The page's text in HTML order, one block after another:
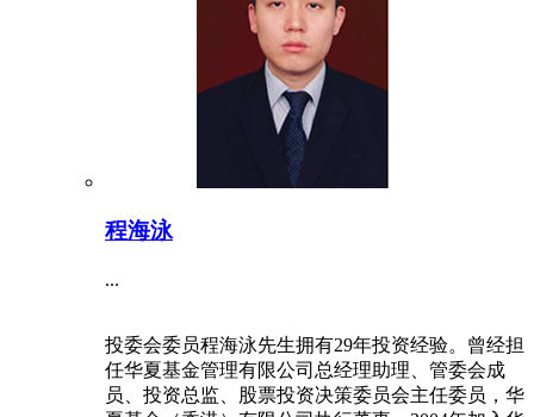
程海泳
...
投委会委员程海泳先生拥有29年投资经验。曾经担
任华夏基金管理有限公司总经理助理、管委会成
员、投资总监、股票投资决策委员会主任委员，华